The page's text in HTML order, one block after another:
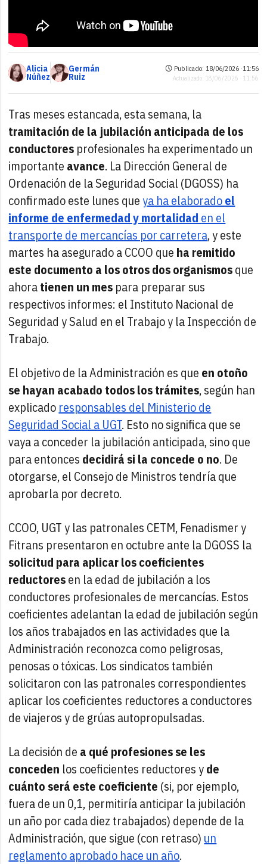
Alicia
Núñez
Germán
Ruiz
Publicado: 18/06/2026 ·11:56
Actualizado: 18/06/2026 · 11:56
Tras meses estancada, esta semana, la
tramitación de la jubilación anticipada de los
conductores profesionales ha experimentado un
importante avance. La Dirección General de
Ordenación de la Seguridad Social (DGOSS) ha
confirmado este lunes queya ha elaboradoel
informe de enfermedad y mortalidad en el
transporte de mercancías por carretera, y este
martes ha asegurado a CCOO que ha remitido
este documento a los otros dos organismosque
ahoratienen un mes para preparar sus
respectivos informes: el Instituto Nacional de
Seguridad y Salud en el Trabajo y la Inspección de
Trabajo.
El objetivo de la Administración es que en otoño
se hayan acabado todos los trámites, según han
explicado responsables del Ministerio de
Seguridad Social a UGT. Esto no significa que se
vaya a conceder la jubilación anticipada, sino que
para entonces decidirá si la concede o no. De
otorgarse, el Consejo de Ministros tendría que
aprobarla por decreto.
CCOO, UGT y las patronales CETM, Fenadismer y
Fitrans presentaron en octubre ante la DGOSS la
solicitud para aplicar los coeficientes
reductoresen la edad de jubilación a los
conductores profesionales de mercancías. Estos
coeficientes adelantan la edad de jubilación según
los años trabajados en las actividades que la
Administración reconozca como peligrosas,
penosas o tóxicas. Los sindicatos también
solicitaron con las patronales correspondientes
aplicar los coeficientes reductores a conductores
de viajeros y de grúas autopropulsadas.
La decisión de a qué profesiones se les
conceden los coeficientes reductores yde
cuánto será este coeficiente (si, por ejemplo,
fuera de un 0,1, permitiría anticipar la jubilación
un año por cada diez trabajados) depende de la
Administración, que sigue (con retraso) un
reglamento aprobado hace un año.